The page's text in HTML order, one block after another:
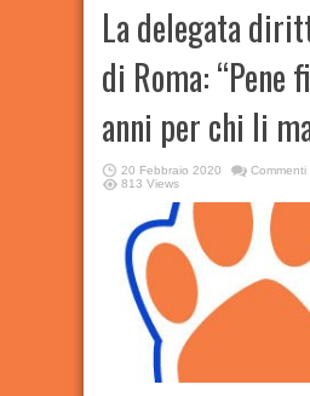
La delegata
di Roma: “Pene
anni per chi li
20 Febbraio 2020 Commenti
813 Views